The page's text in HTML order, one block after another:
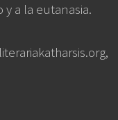
a la eutanasia.